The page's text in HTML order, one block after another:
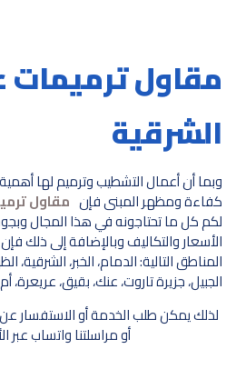
مقاول ترميمات
الشرقية
وبما أن أعمال التشطيب وترميم لها
كفاءة ومظهر المبنى فإن مقاول
لكم كل ما تحتاجونه في هذا المجال
الأسعار والتكاليف وبالإضافة إلى ذلك فإن
المناطق التالية: الدمام، الخبر،
الجبيل، جزيرة تاروت، عنك، بقيق،
لذلك يمكن طلب الخدمة أو الاستفسار
أو مراسلتنا واتساب عبر